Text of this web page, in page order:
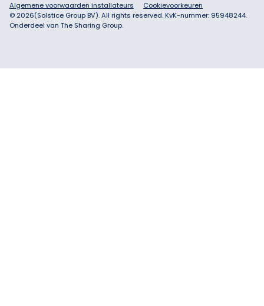
Algemene voorwaarden installateurs
Cookievoorkeuren
© 2026(Solstice Group BV). All rights reserved. KvK-nummer: 95948244.
Onderdeel van The Sharing Group.